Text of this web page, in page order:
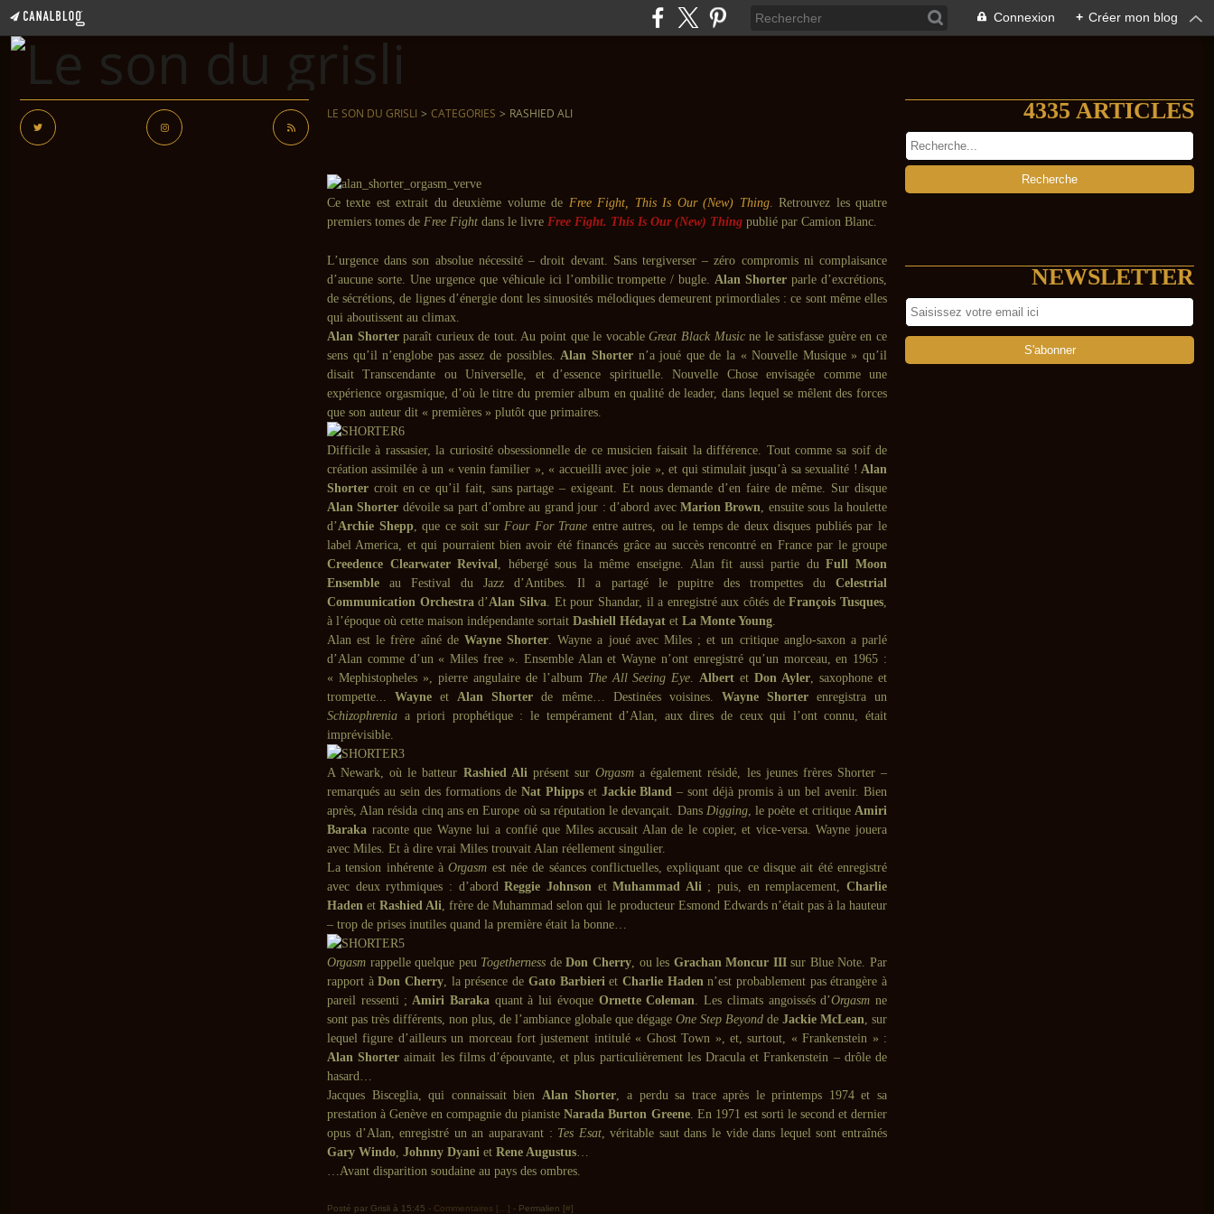
Connexion + Créer mon blog
LE SON DU GRISLI > CATEGORIES > RASHIED ALI
Ce texte est extrait du deuxième volume de Free Fight, This Is Our (New) Thing. Retrouvez les quatre
premiers tomes de Free Fight dans le livre Free Fight. This Is Our (New) Thing publié par Camion Blanc.
L’urgence dans son absolue nécessité – droit devant. Sans tergiverser – zéro compromis ni complaisance
d’aucune sorte. Une urgence que véhicule ici l’ombilic trompette / bugle.Alan Shorter parle d’excrétions,
de sécrétions, de lignes d’énergie dont les sinuosités mélodiques demeurent primordiales : ce sont même elles
qui aboutissent au climax.
Alan Shorterparaît curieux de tout. Au point que le vocableGreat Black Musicne le satisfasse guère en ce
sens qu’il n’englobe pas assez de possibles.Alan Shortern’a joué que de la « Nouvelle Musique » qu’il
disait Transcendante ou Universelle, et d’essence spirituelle. Nouvelle Chose envisagée comme une
expérience orgasmique, d’où le titre du premier album en qualité de leader, dans lequel se mêlent des forces
que son auteur dit « premières » plutôt que primaires.
Difficile à rassasier, la curiosité obsessionnelle de ce musicien faisait la différence. Tout comme sa soif de
création assimilée à un « venin familier », « accueilli avec joie », et qui stimulait jusqu’à sa sexualité ! Alan
Shorter croit en ce qu’il fait, sans partage – exigeant. Et nous demande d’en faire de même. Sur disque
Alan Shorter dévoile sa part d’ombre au grand jour : d’abord avec Marion Brown, ensuite sous la houlette
d’Archie Shepp, que ce soit surFour For Trane entre autres, ou le temps de deux disques publiés par le
label America, et qui pourraient bien avoir été financés grâce au succès rencontré en France par le groupe
Creedence Clearwater Revival, hébergé sous la même enseigne. Alan fit aussi partie duFull Moon
Ensemble au Festival du Jazz d’Antibes. Il a partagé le pupitre des trompettes du Celestrial
Communication Orchestrad’Alan Silva. Et pour Shandar, il a enregistré aux côtés deFrançois Tusques,
à l’époque où cette maison indépendante sortait Dashiell Hédayat et La Monte Young.
Alan est le frère aîné de Wayne Shorter. Wayne a joué avec Miles ; et un critique anglo-saxon a parlé
d’Alan comme d’un « Miles free ». Ensemble Alan et Wayne n’ont enregistré qu’un morceau, en 1965 :
« Mephistopheles », pierre angulaire de l’album The All Seeing Eye.Albert etDon Ayler, saxophone et
trompette...Wayne etAlan Shorter de même… Destinées voisines. Wayne Shorterenregistra un
Schizophrenia a priori prophétique : le tempérament d’Alan, aux dires de ceux qui l’ont connu, était
imprévisible.
A Newark, où le batteur Rashied Aliprésent surOrgasm a également résidé, les jeunes frères Shorter –
remarqués au sein des formations de Nat Phippset Jackie Bland – sont déjà promis à un bel avenir. Bien
après, Alan résida cinq ans en Europe où sa réputation le devançait. Dans Digging, le poète et critiqueAmiri
Baraka raconte que Wayne lui a confié que Miles accusait Alan de le copier, et vice-versa. Wayne jouera
avec Miles. Et à dire vrai Miles trouvait Alan réellement singulier.
La tension inhérente àOrgasm est née de séances conflictuelles, expliquant que ce disque ait été enregistré
avec deux rythmiques : d’abordReggie JohnsonetMuhammad Ali ; puis, en remplacement,Charlie
Haden etRashied Ali, frère de Muhammad selon qui le producteur Esmond Edwards n’était pas à la hauteur
– trop de prises inutiles quand la première était la bonne…
Orgasm rappelle quelque peu Togetherness deDon Cherry, ou les Grachan Moncur IIIsur Blue Note. Par
rapport àDon Cherry, la présence de Gato Barbieriet Charlie Hadenn’est probablement pas étrangère à
pareil ressenti ; Amiri Barakaquant à lui évoque Ornette Coleman. Les climats angoissés d’Orgasm ne
sont pas très différents, non plus, de l’ambiance globale que dégage One Step Beyond de Jackie McLean, sur
lequel figure d’ailleurs un morceau fort justement intitulé « Ghost Town », et, surtout, « Frankenstein » :
Alan Shorter aimait les films d’épouvante, et plus particulièrement les Dracula et Frankenstein – drôle de
hasard…
Jacques Bisceglia, qui connaissait bien Alan Shorter, a perdu sa trace après le printemps 1974 et sa
prestation à Genève en compagnie du pianisteNarada Burton Greene. En 1971 est sorti le second et dernier
opus d’Alan, enregistré un an auparavant : Tes Esat, véritable saut dans le vide dans lequel sont entraînés
Gary Windo, Johnny Dyani et Rene Augustus…
…Avant disparition soudaine au pays des ombres.
Posté par Grisli à 15:45 - Commentaires [ ] - Permalien [#]
4335 ARTICLES
NEWSLETTER